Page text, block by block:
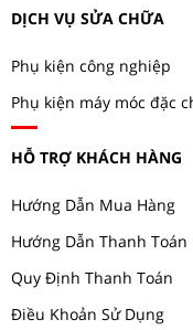
DỊCH VỤ SỬA CHỮA
Phụ kiện công nghiệp
Phụ kiện máy móc đặc
HỖ TRỢ KHÁCH HÀNG
Hướng Dẫn Mua Hàng
Hướng Dẫn Thanh Toán
Quy Định Thanh Toán
Điều Khoản Sử Dụng